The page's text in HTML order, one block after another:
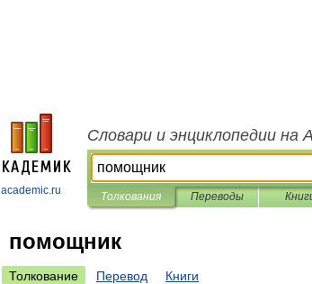
academic.ru
Словари и энциклопедии на
Толкования Переводы
помощник
Толкование Перевод Книги